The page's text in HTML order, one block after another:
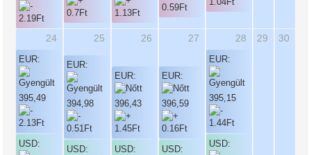
24
EUR:
395,49
USD:
25
EUR:
394,98
USD:
26
EUR:
396,43
USD:
27
EUR:
396,59
USD:
28
EUR:
395,15
USD:
29 30